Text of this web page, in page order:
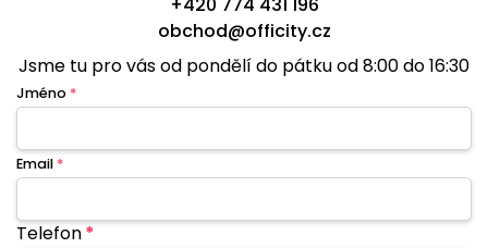
+420 774 431 196
obchod@officity.cz
Jsme tu pro vás od pondělí do pátku od 8:00 do 16:30
Jméno *
Email *
Telefon*